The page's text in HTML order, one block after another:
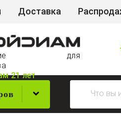
Доставка
для
21 лет